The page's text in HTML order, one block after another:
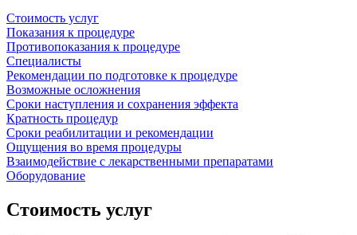
Стоимость услуг
Показания к процедуре
Противопоказания к процедуре
Специалисты
Рекомендации по подготовке к процедуре
Возможные осложнения
Сроки наступления и сохранения эффекта
Кратность процедур
Сроки реабилитации и рекомендации
Ощущения во время процедуры
Взаимодействие с лекарственными препаратами
Оборудование
Стоимость услуг